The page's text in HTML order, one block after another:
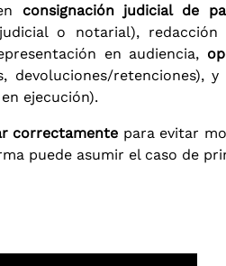
consignación judicial de
o notarial),
en audiencia,
devoluciones/retenciones),
ejecución).
correctamente para evitar
puede asumir el caso de